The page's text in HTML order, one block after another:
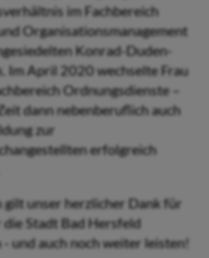
im Fachbereich
Organisationsmanagement
Konrad-Duden-
Im April 2020 wechselte Frau
Ordnungsdienste –
dann nebenberuflich auch
zur
erfolgreich
gilt unser herzlicher Dank für
die Stadt Bad Hersfeld
und auch noch weiter leisten!